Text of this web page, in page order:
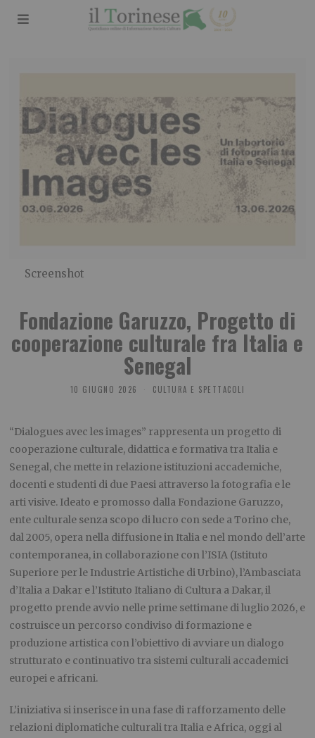
Screenshot
Fondazione Garuzzo, Progetto di
cooperazione culturale fra Italia e
Senegal
10 GIUGNO 2026 CULTURA E SPETTACOLI
“Dialogues avec les images” rappresenta un progetto di
cooperazione culturale, didattica e formativa tra Italia e
Senegal, che mette in relazione istituzioni accademiche,
docenti e studenti di due Paesi attraverso la fotografia e le
arti visive. Ideato e promosso dalla Fondazione Garuzzo,
ente culturale senza scopo di lucro con sede a Torino che,
dal 2005, opera nella diffusione in Italia e nel mondo dell’arte
contemporanea, in collaborazione con l’ISIA (Istituto
Superiore per le Industrie Artistiche di Urbino), l’Ambasciata
d’Italia a Dakar e l’Istituto Italiano di Cultura a Dakar, il
progetto prende avvio nelle prime settimane di luglio 2026, e
costruisce un percorso condiviso di formazione e
produzione artistica con l’obiettivo di avviare un dialogo
strutturato e continuativo tra sistemi culturali accademici
europei e africani.
L’iniziativa si inserisce in una fase di rafforzamento delle
relazioni diplomatiche culturali tra Italia e Africa, oggi al